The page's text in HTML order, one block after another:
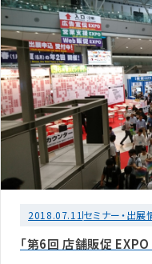
2018.07.11セミナー・出展
「第6回 店舗販促 EXPO